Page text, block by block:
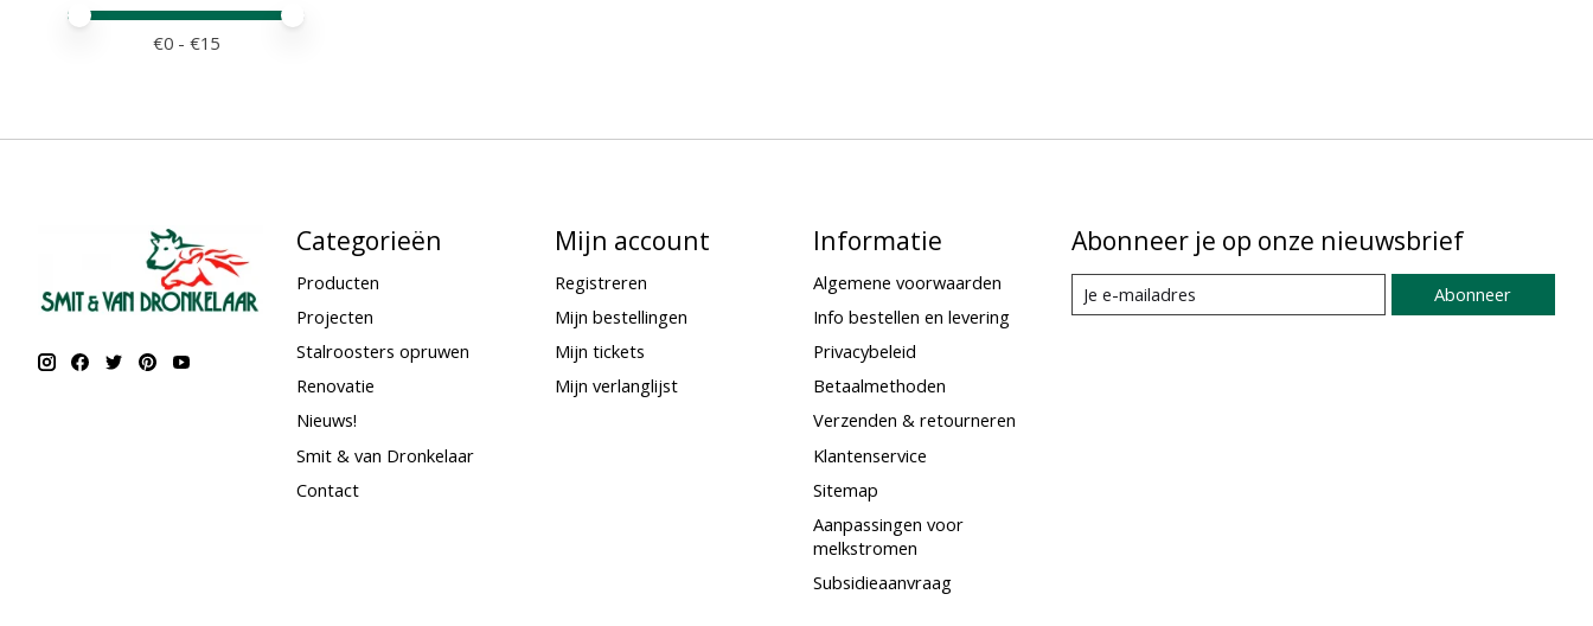
Minimale prijswaarde
Price maximum value
€0 - €15
Categorieën
Producten
Projecten
Stalroosters opruwen
Renovatie
Nieuws!
Smit & van Dronkelaar
Contact
Mijn account
Registreren
Mijn bestellingen
Mijn tickets
Mijn verlanglijst
Informatie
Algemene voorwaarden
Info bestellen en levering
Privacybeleid
Betaalmethoden
Verzenden & retourneren
Klantenservice
Sitemap
Aanpassingen voor
melkstromen
Subsidieaanvraag
Abonneer je op onze nieuwsbrief
Abonneer